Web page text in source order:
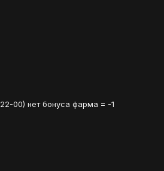
00) нет бонуса фарма = -1